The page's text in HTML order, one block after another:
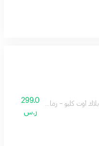
بلاك أوت كليو – رمادي (bla106)299.0
ر.س